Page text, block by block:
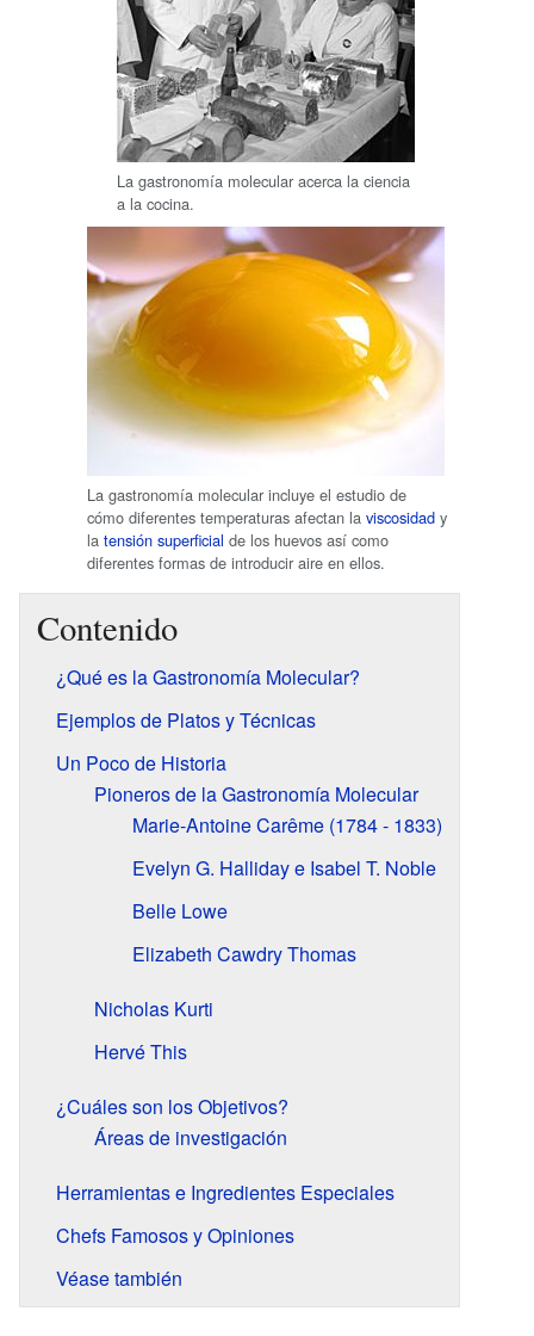
La gastronomía molecular acerca la ciencia
a la cocina.
La gastronomía molecular incluye el estudio de
cómo diferentes temperaturas afectan la viscosidad y
la tensión superficial de los huevos así como
diferentes formas de introducir aire en ellos.
Contenido
¿Qué es la Gastronomía Molecular?
Ejemplos de Platos y Técnicas
Un Poco de Historia
Pioneros de la Gastronomía Molecular
Marie-Antoine Carême (1784 - 1833)
Evelyn G. Halliday e Isabel T. Noble
Belle Lowe
Elizabeth Cawdry Thomas
Nicholas Kurti
Hervé This
¿Cuáles son los Objetivos?
Áreas de investigación
Herramientas e Ingredientes Especiales
Chefs Famosos y Opiniones
Véase también